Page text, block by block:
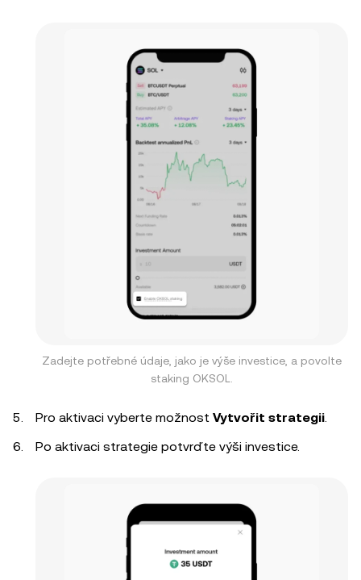
Zadejte potřebné údaje, jako je výše investice, a povolte
staking OKSOL.
Pro aktivaci vyberte možnost Vytvořit strategii
Po aktivaci strategie potvrďte výši investice.